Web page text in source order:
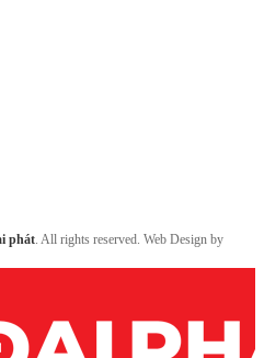
phát. All rights reserved. Web Design by